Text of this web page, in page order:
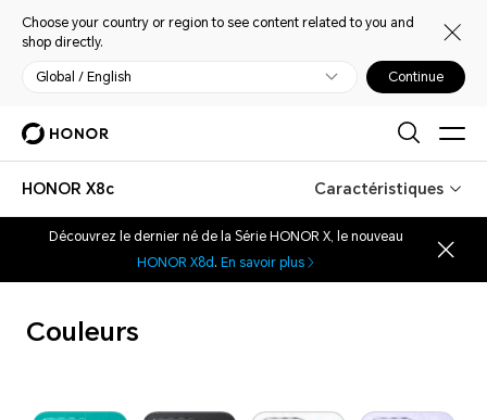
Choose your country or region to see content related to you and
shop directly.
Global / English Continue
HONOR X8c Caractéristiques
Découvrez le dernier né de la Série HONOR X, le nouveau
HONOR X8d . En savoir plus